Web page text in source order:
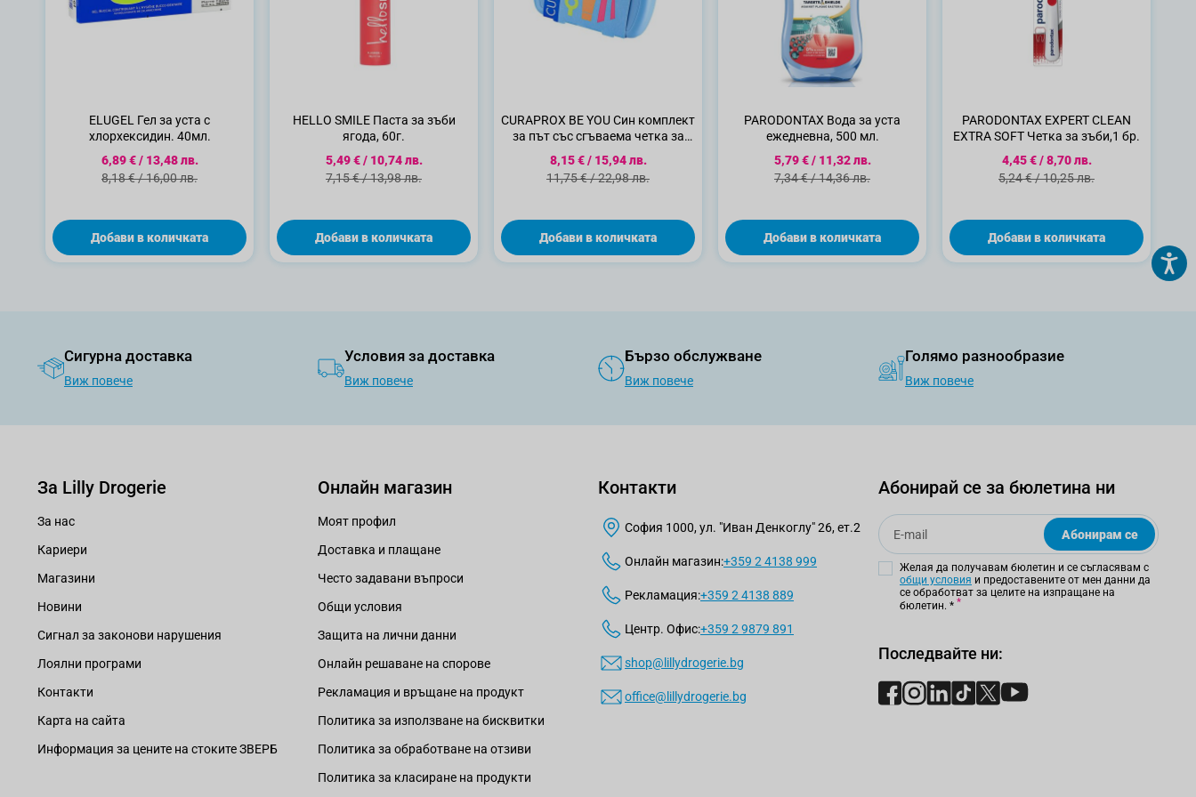
ELUGEL Гел за уста с
хлорхексидин. 40мл.
Специална цена
6,89 €/ 13,48 лв.
Стандартна цена
8,18 €/16,00 лв.
Добави в количката
HELLO SMILE Паста за зъби
ягода, 60г.
Специална цена
5,49 €/ 10,74 лв.
Стандартна цена
7,15 €/13,98 лв.
Добави в количката
CURAPROX BE YOU Син комплект
за път със сгъваема четка за
интердентал, 1бр
Специална цена
8,15 €/ 15,94 лв.
Стандартна цена
11,75 €/22,98 лв.
Добави в количката
PARODONTAX Вода за уста
ежедневна, 500 мл.
Специална цена
5,79 €/ 11,32 лв.
Стандартна цена
7,34 €/14,36 лв.
Добави в количката
PARODONTAX EXPERT CLEAN
EXTRA SOFT Четка за зъби,1 бр.
Специална цена
4,45 €/8,70 лв.
Стандартна цена
5,24 €/10,25 лв.
Добави в количката
Сигурна доставка
Виж повече
Условия за доставка
Виж повече
Бързо обслужване
Виж повече
Голямо разнообразие
Виж повече
За Lilly Drogerie
За нас
Кариери
Магазини
Новини
Сигнал за законови нарушения
Лоялни програми
Контакти
Карта на сайта
Информация за цените на стоките ЗВЕРБ
Онлайн магазин
Моят профил
Доставка и плащане
Често задавани въпроси
Общи условия
Защита на лични данни
Онлайн решаване на спорове
Рекламация и връщане на продукт
Политика за използване на бисквитки
Политика за обработване на отзиви
Политика за класиране на продукти
Контакти
София 1000, ул. "Иван Денкоглу" 26, ет.2
Онлайн магазин:+359 2 4138 999
Рекламация:+359 2 4138 889
Центр. Офис:+359 2 9879 891
shop@lillydrogerie.bg
office@lillydrogerie.bg
Абонирай се за бюлетина ни
Email
Абонирам се
Желая да получавам бюлетин и се съгласявам с
общи условия и предоставените от мен данни да
се обработват за целите на изпращане на
бюлетин. *
Последвайте ни: